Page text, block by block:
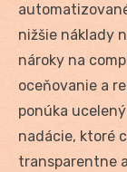
nižšie náklady
nároky na
oceňovanie a
ponúka
nadácie, ktoré
transparentne